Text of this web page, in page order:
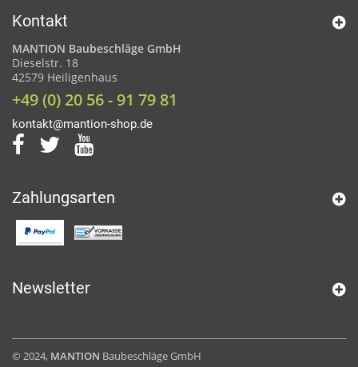
Kontakt
MANTION Baubeschläge GmbH
Dieselstr. 18
42579 Heiligenhaus
+49 (0) 20 56 - 91 79 81
kontakt@mantion-shop.de
Zahlungsarten
Newsletter
© 2024, MANTION Baubeschläge GmbH